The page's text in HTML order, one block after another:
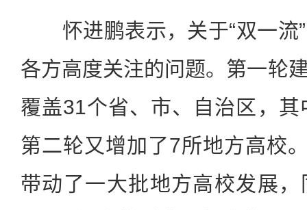
怀进鹏表示，关于“双一流”
各方高度关注的问题。第一轮
覆盖31个省、市、自治区，
第二轮又增加了7所地方高校
带动了一大批地方高校发展